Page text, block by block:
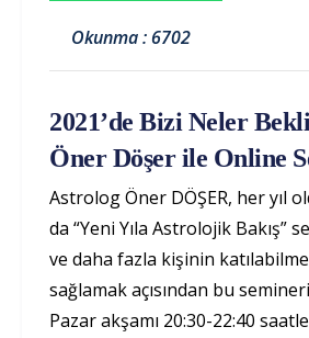
Okunma : 6702
2021’de Bizi Neler
Öner Döşer ile Online
Astrolog Öner DÖŞER, her yıl
da “Yeni Yıla Astrolojik Bakış”
ve daha fazla kişinin
sağlamak açısından bu
Pazar akşamı 20:30-22:40